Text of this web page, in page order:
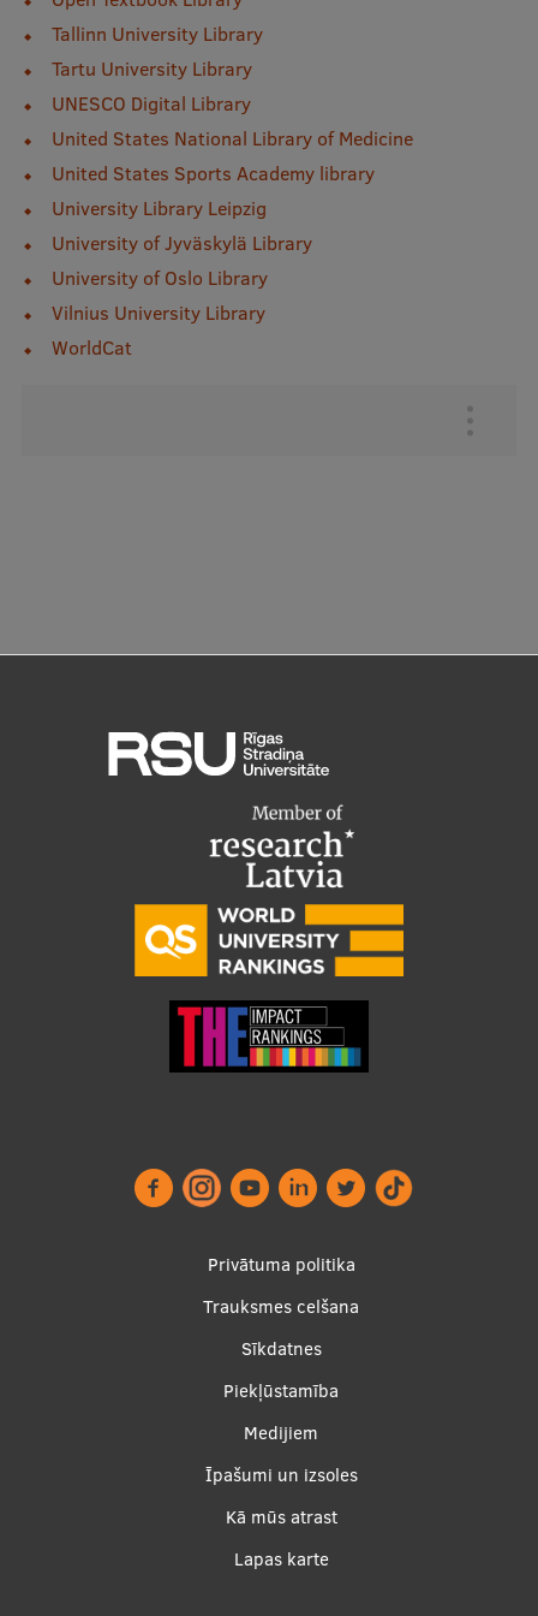
Ētikas un līdztiesības mācības
Atvērtā universitāte
Sagatavošanas kursi
Profesionālās pilnveides kursi
ESF kvalifikācijas celšanas kursi
Pedagoģiskās izaugsmes centrs
Kvalifikācijas atbilstības pārbaude
Doktorantūras skola
Pētniecības pakalpojumi
Vertikāli integrētie projekti
Zinātniskās konferences
Inovāciju centrs
Starptautiskie projekti
Starptautiskie sadarbības partneri
EURAXESS RSU kontaktpunkts
EATRIS koordinators Latvijā
Tallinn University Library
Tartu University Library
UNESCO Digital Library
United States National Library of Medicine
United States Sports Academy library
University Library Leipzig
University of Jyväskylä Library
University of Oslo Library
Vilnius University Library
WorldCat
Privātuma politika
Trauksmes celšana
Sīkdatnes
Piekļūstamība
Medijiem
Īpašumi un izsoles
Kā mūs atrast
Lapas karte